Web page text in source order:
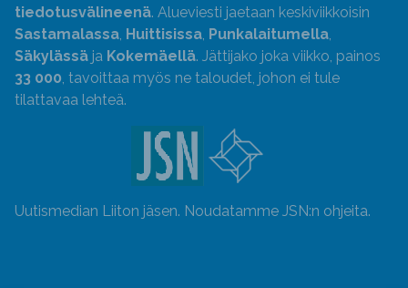
tiedotusvälineenä. Alueviesti jaetaan keskiviikkoisin
Sastamalassa, Huittisissa, Punkalaitumella,
Säkylässä ja Kokemäellä. Jättijako joka viikko, painos
33 000, tavoittaa myös ne taloudet, johon ei tule
tilattavaa lehteä.
Uutismedian Liiton jäsen. Noudatamme JSN:n ohjeita.